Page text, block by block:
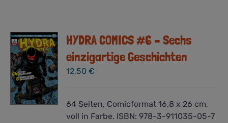
HYDRA COMICS #6 – Sechs
einzigartige Geschichten
12,50€
64 Seiten, Comicformat 16,8 x 26 cm,
voll in Farbe. ISBN: 978-3-911035-05-7